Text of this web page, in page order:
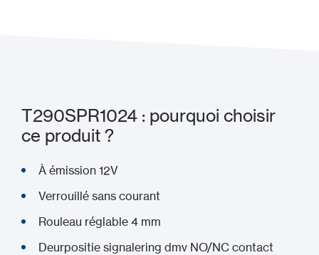
T290SPR1024 : pourquoi choisir
ce produit ?
À émission 12V
Verrouillé sans courant
Rouleau réglable 4 mm
Deurpositie signalering dmv NO/NC contact